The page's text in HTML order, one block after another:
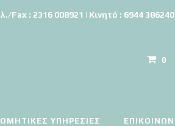
: 2316 008921 | Κινητό : 6944 386240
0
ΥΠΗΡΕΣΙΕΣ